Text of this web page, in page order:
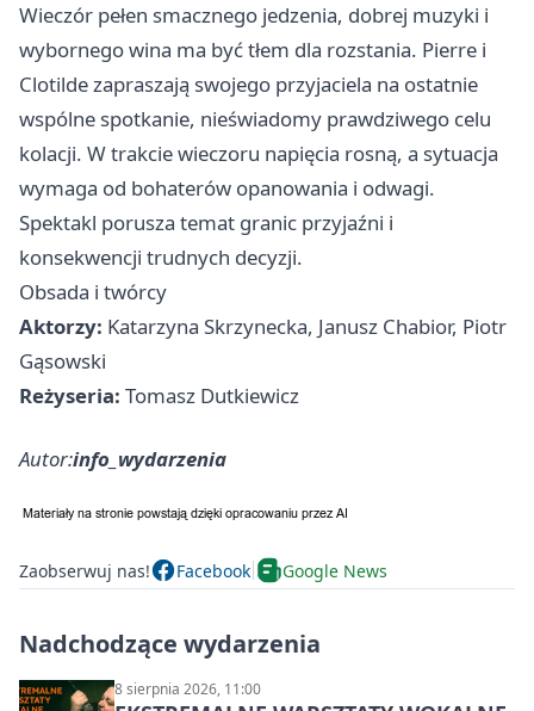
Wieczór pełen smacznego jedzenia, dobrej muzyki i
wybornego wina ma być tłem dla rozstania. Pierre i
Clotilde zapraszają swojego przyjaciela na ostatnie
wspólne spotkanie, nieświadomy prawdziwego celu
kolacji. W trakcie wieczoru napięcia rosną, a sytuacja
wymaga od bohaterów opanowania i odwagi.
Spektakl porusza temat granic przyjaźni i
konsekwencji trudnych decyzji.
Obsada i twórcy
Aktorzy: Katarzyna Skrzynecka, Janusz Chabior, Piotr
Gąsowski
Reżyseria: Tomasz Dutkiewicz
Autor:info_wydarzenia
Zaobserwuj nas! Facebook Google News
Nadchodzące wydarzenia
8 sierpnia 2026, 11:00